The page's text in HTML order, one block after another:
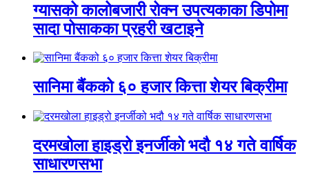
ग्यासको कालोबजारी रोक्न उपत्यकाका डिपोमा
सादा पोसाकका प्रहरी खटाइने
सानिमा बैंकको ६० हजार कित्ता शेयर बिक्रीमा
दरमखोला हाइड्रो इनर्जीको भदौ १४ गते वार्षिक
साधारणसभा